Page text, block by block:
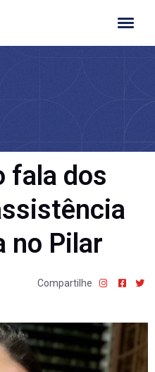
fala dos
no Pilar
Compartilhe